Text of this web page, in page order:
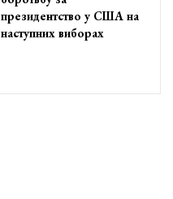
президентство у США на
наступних виборах